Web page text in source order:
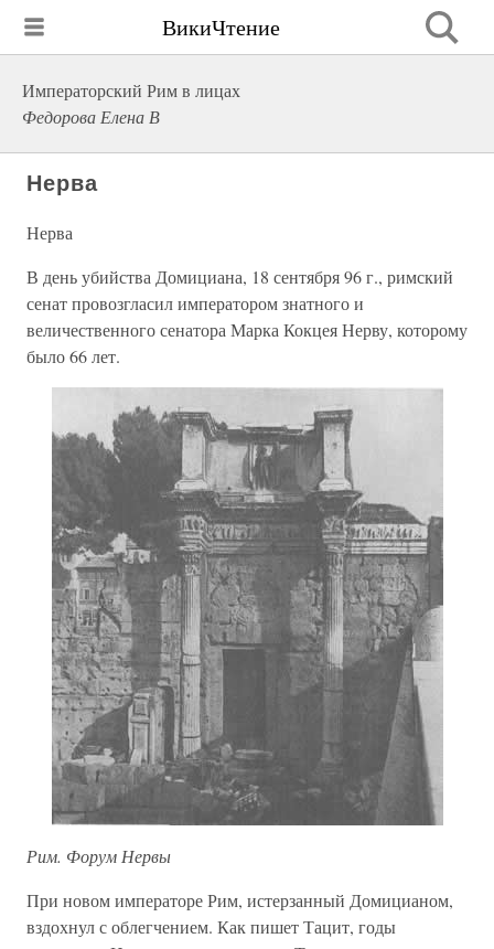
ВикиЧтение
Императорский Рим в лицах
Федорова Елена В
Нерва
Нерва
В день убийства Домициана, 18 сентября 96 г., римский
сенат провозгласил императором знатного и
величественного сенатора Марка Кокцея Нерву, которому
было 66 лет.
Рим. Форум Нервы
При новом императоре Рим, истерзанный Домицианом,
вздохнул с облегчением. Как пишет Тацит, годы